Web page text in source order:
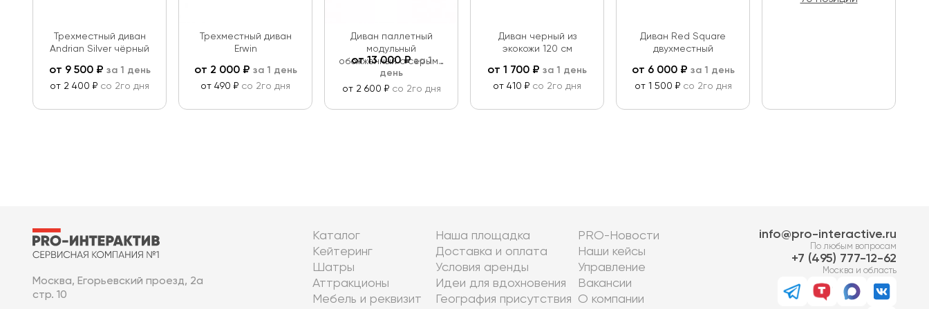
Трехместный диван
Andrian Silver чёрный
от 9 500₽ за 1 день
от 2 400 ₽ со 2го дня
Трехместный диван
Erwin
от 2 000₽ за 1 день
от 490 ₽ со 2го дня
Диван паллетный
модульный
обожженный с серыми
подушками
от13 000₽за 1
день
от 2 600 ₽ со 2го дня
Диван черный из
экокожи 120 см
от 1 700 ₽ за 1 день
от 410 ₽ со 2го дня
Диван Red Square
двухместный
от 6 000₽ за 1 день
от 1 500 ₽ со 2го дня
Москва, Егорьевский проезд, 2а
стр. 10
Каталог
Кейтеринг
Шатры
Аттракционы
Мебель и реквизит
Наша площадка
Доставка и оплата
Условия аренды
Идеи для вдохновения
География присутствия
PRO-Новости
Наши кейсы
Управление
Вакансии
О компании
info@pro-interactive.ru
По любым вопросам
7 (495) 777-12-62
Москва и область